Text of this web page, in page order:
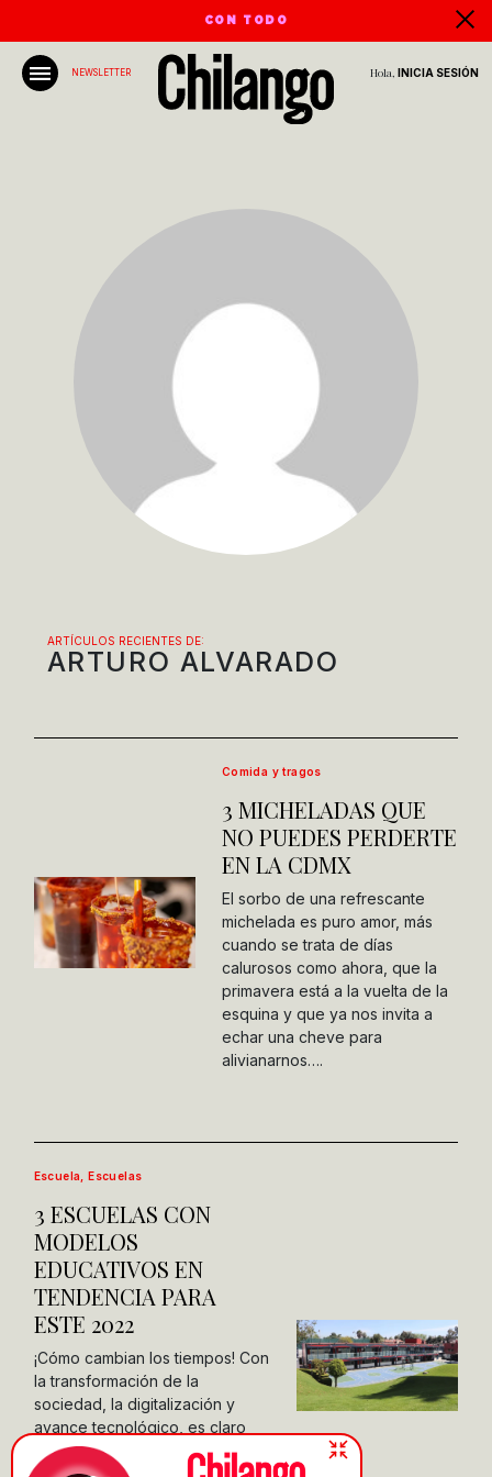
CON TODO
NEWSLETTER Hola, INICIA SESIÓN
ARTÍCULOS RECIENTES DE:
ARTURO ALVARADO
Comida y tragos
3 MICHELADAS QUE
NO PUEDES PERDERTE
EN LA CDMX
El sorbo de una refrescante
michelada es puro amor, más
cuando se trata de días
calurosos como ahora, que la
primavera está a la vuelta de la
esquina y que ya nos invita a
echar una cheve para
alivianarnos….
Escuela ,Escuelas
3 ESCUELAS CON
MODELOS
EDUCATIVOS EN
TENDENCIA PARA
ESTE 2022
¡Cómo cambian los tiempos! Con
la transformación de la
sociedad, la digitalización y
avance tecnológico, es claro
que ya no es lo mismo que
antes. Por ello, en todos los